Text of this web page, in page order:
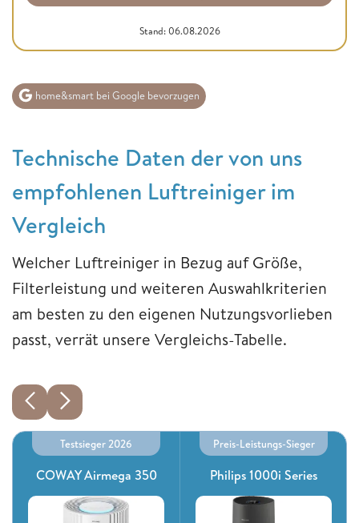
Stand: 06.08.2026
home&smart bei Google bevorzugen
Technische Daten der von uns
empfohlenen Luftreiniger im
Vergleich
Welcher Luftreiniger in Bezug auf Größe,
Filterleistung und weiteren Auswahlkriterien
am besten zu den eigenen Nutzungsvorlieben
passt, verrät unsere Vergleichs-Tabelle.
Testsieger 2026
COWAY Airmega 350
Preis-Leistungs-Sieger
Philips 1000i Series